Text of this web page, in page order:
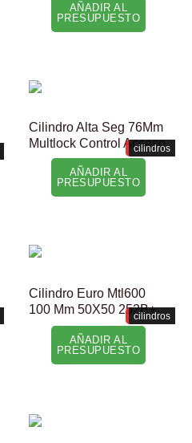
AÑADIR AL
PRESUPUESTO
Cilindro Alta Seg 76Mm
Multlock Control Acceso
AÑADIR AL
PRESUPUESTO
Cilindro Euro Mtl600
100 Mm 50X50 252B+
cilindros
AÑADIR AL
PRESUPUESTO
cilindros